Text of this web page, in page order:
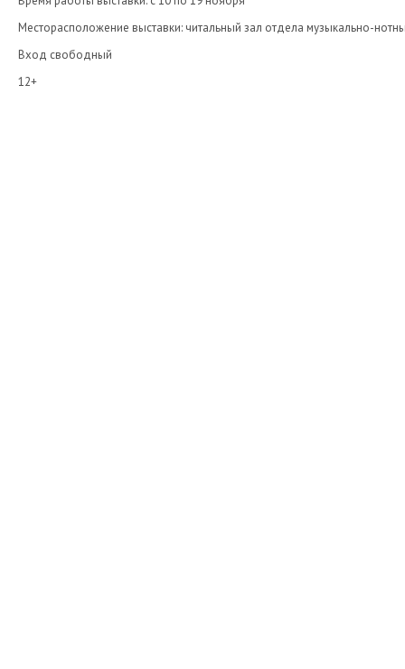
Месторасположение выставки: читальный зал отдела музыкально-
Вход свободный
12+